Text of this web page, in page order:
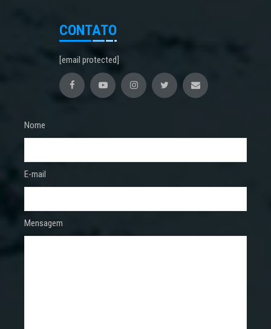
CONTATO
[email protected]
Nome
E-mail
Mensagem